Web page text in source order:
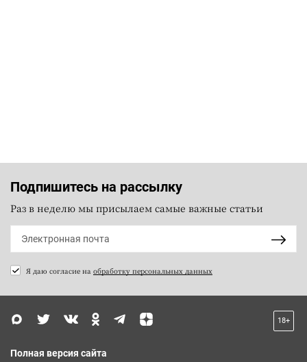
Подпишитесь на рассылку
Раз в неделю мы присылаем самые важные статьи
Я даю согласие на обработку персональных данных
18+
Полная версия сайта